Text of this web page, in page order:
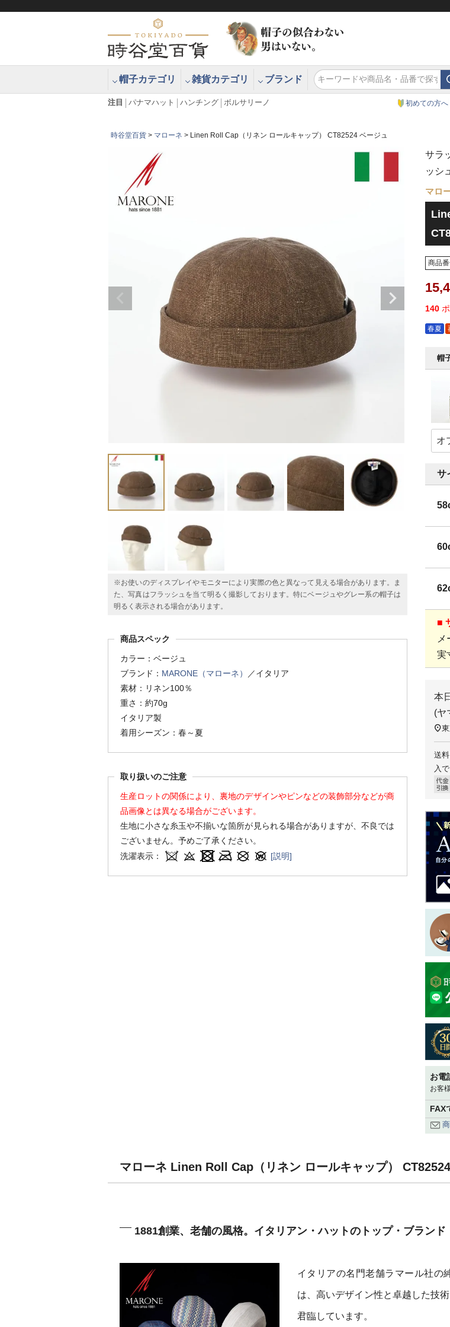
帽子カテゴリ 雑貨カテゴリ ブランド
注目 パナマハット ハンチング ボルサリーノ 初めての方へ
時谷堂百貨 マローネ Linen Roll Cap（リネン ロールキャップ） CT82524 ベージュ
※お使いのディスプレイやモニターにより実際の色と異なって見える場合があります。ま
た、写真はフラッシュを当て明るく撮影しております。特にベージュやグレー系の帽子は
明るく表示される場合があります。
商品スペック
カラー：ベージュ
ブランド： MARONE（マローネ）
／イタリア
素材：リネン100％
重さ：約70g
イタリア製
着用シーズン：春～夏
取り扱いのご注意
生産ロットの関係により、裏地のデザインやピンなどの装飾部分などが商
品画像とは異なる場合がございます。
生地に小さな糸玉や不揃いな箇所が見られる場合がありますが、不良では
ございません。予めご了承ください。
洗濯表示：
[説明]
サラ
ッシ
マロ
商品
140
春夏
帽
サ
■
実
本日
(ヤ
送料
入
お電
お客
FAX
マローネ Linen Roll Cap（リネン ロールキャップ）
1881創業、老舗の風格。イタリアン・ハットのトップ・ブランド
イタリアの名門老舗ラマール社の
は、高いデザイン性と卓越した技
君臨しています。